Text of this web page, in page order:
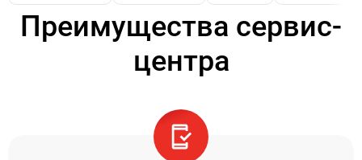
Преимущества сервис-
центра